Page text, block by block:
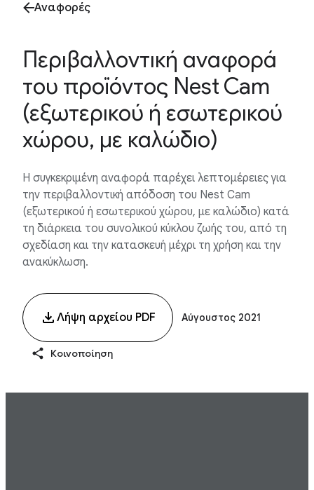
Αναφορές
Περιβαλλοντική αναφορά
του προϊόντος Nest Cam
(εξωτερικού ή εσωτερικού
χώρου, με καλώδιο)
Η συγκεκριμένη αναφορά παρέχει λεπτομέρειες για
την περιβαλλοντική απόδοση του Nest Cam
(εξωτερικού ή εσωτερικού χώρου, με καλώδιο) κατά
τη διάρκεια του συνολικού κύκλου ζωής του, από τη
σχεδίαση και την κατασκευή μέχρι τη χρήση και την
ανακύκλωση.
Λήψη αρχείου PDF Αύγουστος 2021
Κοινοποίηση